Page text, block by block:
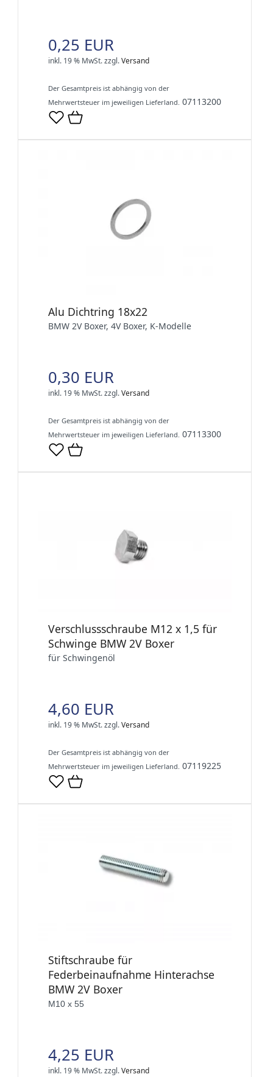
0,25 EUR
inkl. 19 % MwSt.zzgl.Versand
Der Gesamtpreis ist abhängig von der
Mehrwertsteuer im jeweiligen Lieferland. 07113200
Alu Dichtring 18x22
BMW 2V Boxer, 4V Boxer, K-Modelle
0,30 EUR
inkl. 19 % MwSt.zzgl.Versand
Der Gesamtpreis ist abhängig von der
Mehrwertsteuer im jeweiligen Lieferland. 07113300
Verschlussschraube M12 x 1,5 für
Schwinge BMW 2V Boxer
für Schwingenöl
4,60 EUR
inkl. 19 % MwSt.zzgl.Versand
Der Gesamtpreis ist abhängig von der
Mehrwertsteuer im jeweiligen Lieferland. 07119225
Stiftschraube für
Federbeinaufnahme Hinterachse
BMW 2V Boxer
M10 x 55
4,25 EUR
inkl. 19 % MwSt.zzgl.Versand